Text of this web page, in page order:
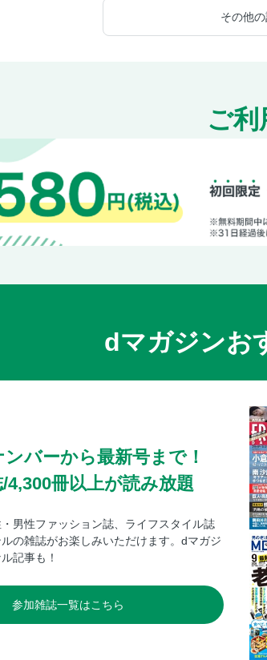
その他
ご利
dマガジンお
バーから最新号まで！
4,300冊以上が読み放題
男性ファッション誌、ライフスタイル誌
の雑誌がお楽しみいただけます。dマガジ
記事も！
参加雑誌一覧はこちら